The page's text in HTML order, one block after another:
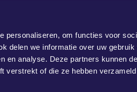
personaliseren, om functies voor
delen we informatie over uw gebruik
en analyse. Deze partners kunnen
verstrekt of die ze hebben
te bewerkstelligen, het milieu te
en door politici. Lees meer in